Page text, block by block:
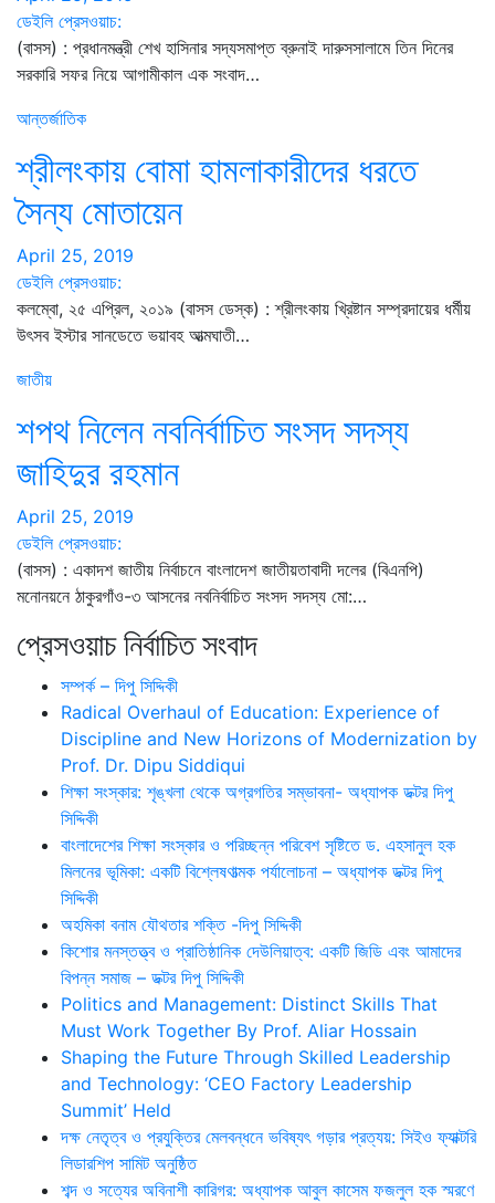
ডেইলি প্রেসওয়াচ:
(বাসস) : প্রধানমন্ত্রী শেখ হাসিনার সদ্যসমাপ্ত ব্রুনাই দারুসসালামে তিন দিনের
সরকারি সফর নিয়ে আগামীকাল এক সংবাদ…
আন্তর্জাতিক
শ্রীলংকায় বোমা হামলাকারীদের ধরতে
সৈন্য মোতায়েন
April 25, 2019
ডেইলি প্রেসওয়াচ:
কলম্বো, ২৫ এপ্রিল, ২০১৯ (বাসস ডেস্ক) : শ্রীলংকায় খ্রিষ্টান সম্প্রদায়ের ধর্মীয়
উৎসব ইস্টার সানডেতে ভয়াবহ আত্মঘাতী…
জাতীয়
শপথ নিলেন নবনির্বাচিত সংসদ সদস্য
জাহিদুর রহমান
April 25, 2019
ডেইলি প্রেসওয়াচ:
(বাসস) : একাদশ জাতীয় নির্বাচনে বাংলাদেশ জাতীয়তাবাদী দলের (বিএনপি)
মনোনয়নে ঠাকুরগাঁও-৩ আসনের নবনির্বাচিত সংসদ সদস্য মো:…
প্রেসওয়াচ নির্বাচিত সংবাদ
সম্পর্ক – দিপু সিদ্দিকী
Radical Overhaul of Education: Experience of
Discipline and New Horizons of Modernization by
Prof. Dr. Dipu Siddiqui
শিক্ষা সংস্কার: শৃঙ্খলা থেকে অগ্রগতির সম্ভাবনা- অধ্যাপক ডক্টর দিপু
সিদ্দিকী
বাংলাদেশের শিক্ষা সংস্কার ও পরিচ্ছন্ন পরিবেশ সৃষ্টিতে ড. এহসানুল হক
মিলনের ভূমিকা: একটি বিশ্লেষণাত্মক পর্যালোচনা – অধ্যাপক ডক্টর দিপু
সিদ্দিকী
অহমিকা বনাম যৌথতার শক্তি -দিপু সিদ্দিকী
কিশোর মনস্তত্ত্ব ও প্রাতিষ্ঠানিক দেউলিয়াত্ব: একটি জিডি এবং আমাদের
বিপন্ন সমাজ – ডক্টর দিপু সিদ্দিকী
Politics and Management: Distinct Skills That
Must Work Together By Prof. Aliar Hossain
Shaping the Future Through Skilled Leadership
and Technology: ‘CEO Factory Leadership
Summit’ Held
দক্ষ নেতৃত্ব ও প্রযুক্তির মেলবন্ধনে ভবিষ্যৎ গড়ার প্রত্যয়: সিইও ফ্যাক্টরি
লিডারশিপ সামিট অনুষ্ঠিত
শব্দ ও সত্যের অবিনাশী কারিগর: অধ্যাপক আবুল কাসেম ফজলুল হক স্মরণে